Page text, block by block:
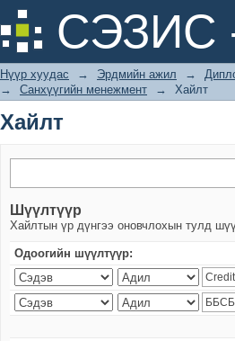
СЭЗИС
Хайлт
Нүүр хуудас → Эрдмийн ажил →
→
Санхүүгийн менежмент → Хайлт
Хайлт
Шүүлтүүр
Хайлтын үр дүнгээ оновчлохын тулд
Одоогийн шүүлтүүр: